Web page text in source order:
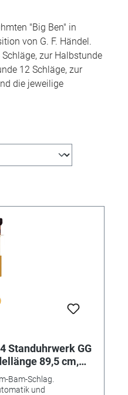
"Big Ben" in
von G. F. Händel.
zur Halbstunde
12 Schläge, zur
die jeweilige
Standuhrwerk GG
89,5 cm,
Bam-Schlag.
und